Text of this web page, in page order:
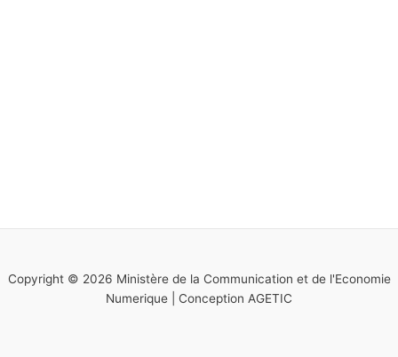
Copyright © 2026 Ministère de la Communication et de l'Economie
Numerique | Conception AGETIC